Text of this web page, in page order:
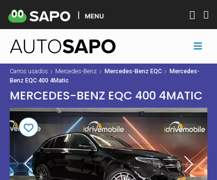
MENU
Carros usados Mercedes-Benz Mercedes-Benz EQC
Mercedes-
Benz EQC 400 4Matic
MERCEDES-BENZ EQC 400 4MATIC